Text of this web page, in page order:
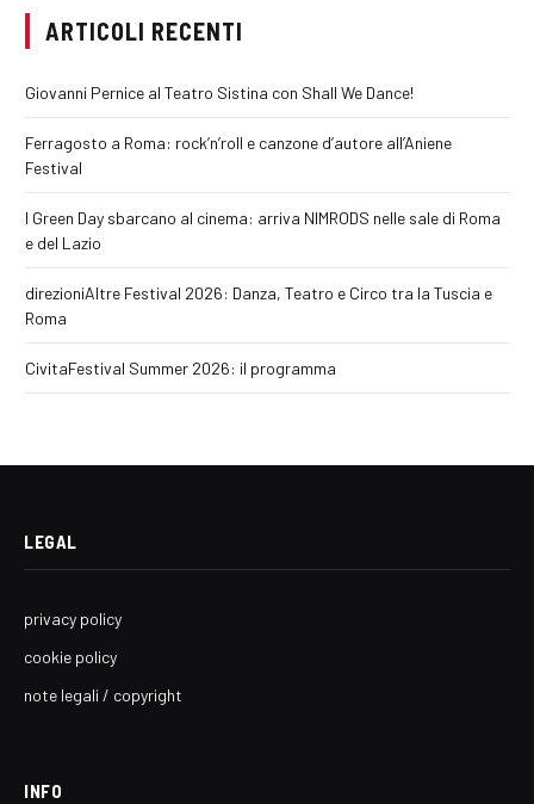
ARTICOLI RECENTI
Giovanni Pernice al Teatro Sistina con Shall We Dance!
Ferragosto a Roma: rock’n’roll e canzone d’autore all’Aniene
Festival
I Green Day sbarcano al cinema: arriva NIMRODS nelle sale di Roma
e del Lazio
direzioniAltre Festival 2026: Danza, Teatro e Circo tra la Tuscia e
Roma
CivitaFestival Summer 2026: il programma
LEGAL
privacy policy
cookie policy
note legali / copyright
INFO